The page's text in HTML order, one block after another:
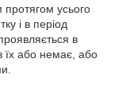
усього
і в період
в
їх або немає, або